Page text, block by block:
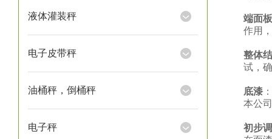
液体灌装秤
电子皮带秤
油桶秤，倒桶秤
电子秤
端面
作用
整体
试，
底漆
本公
初步